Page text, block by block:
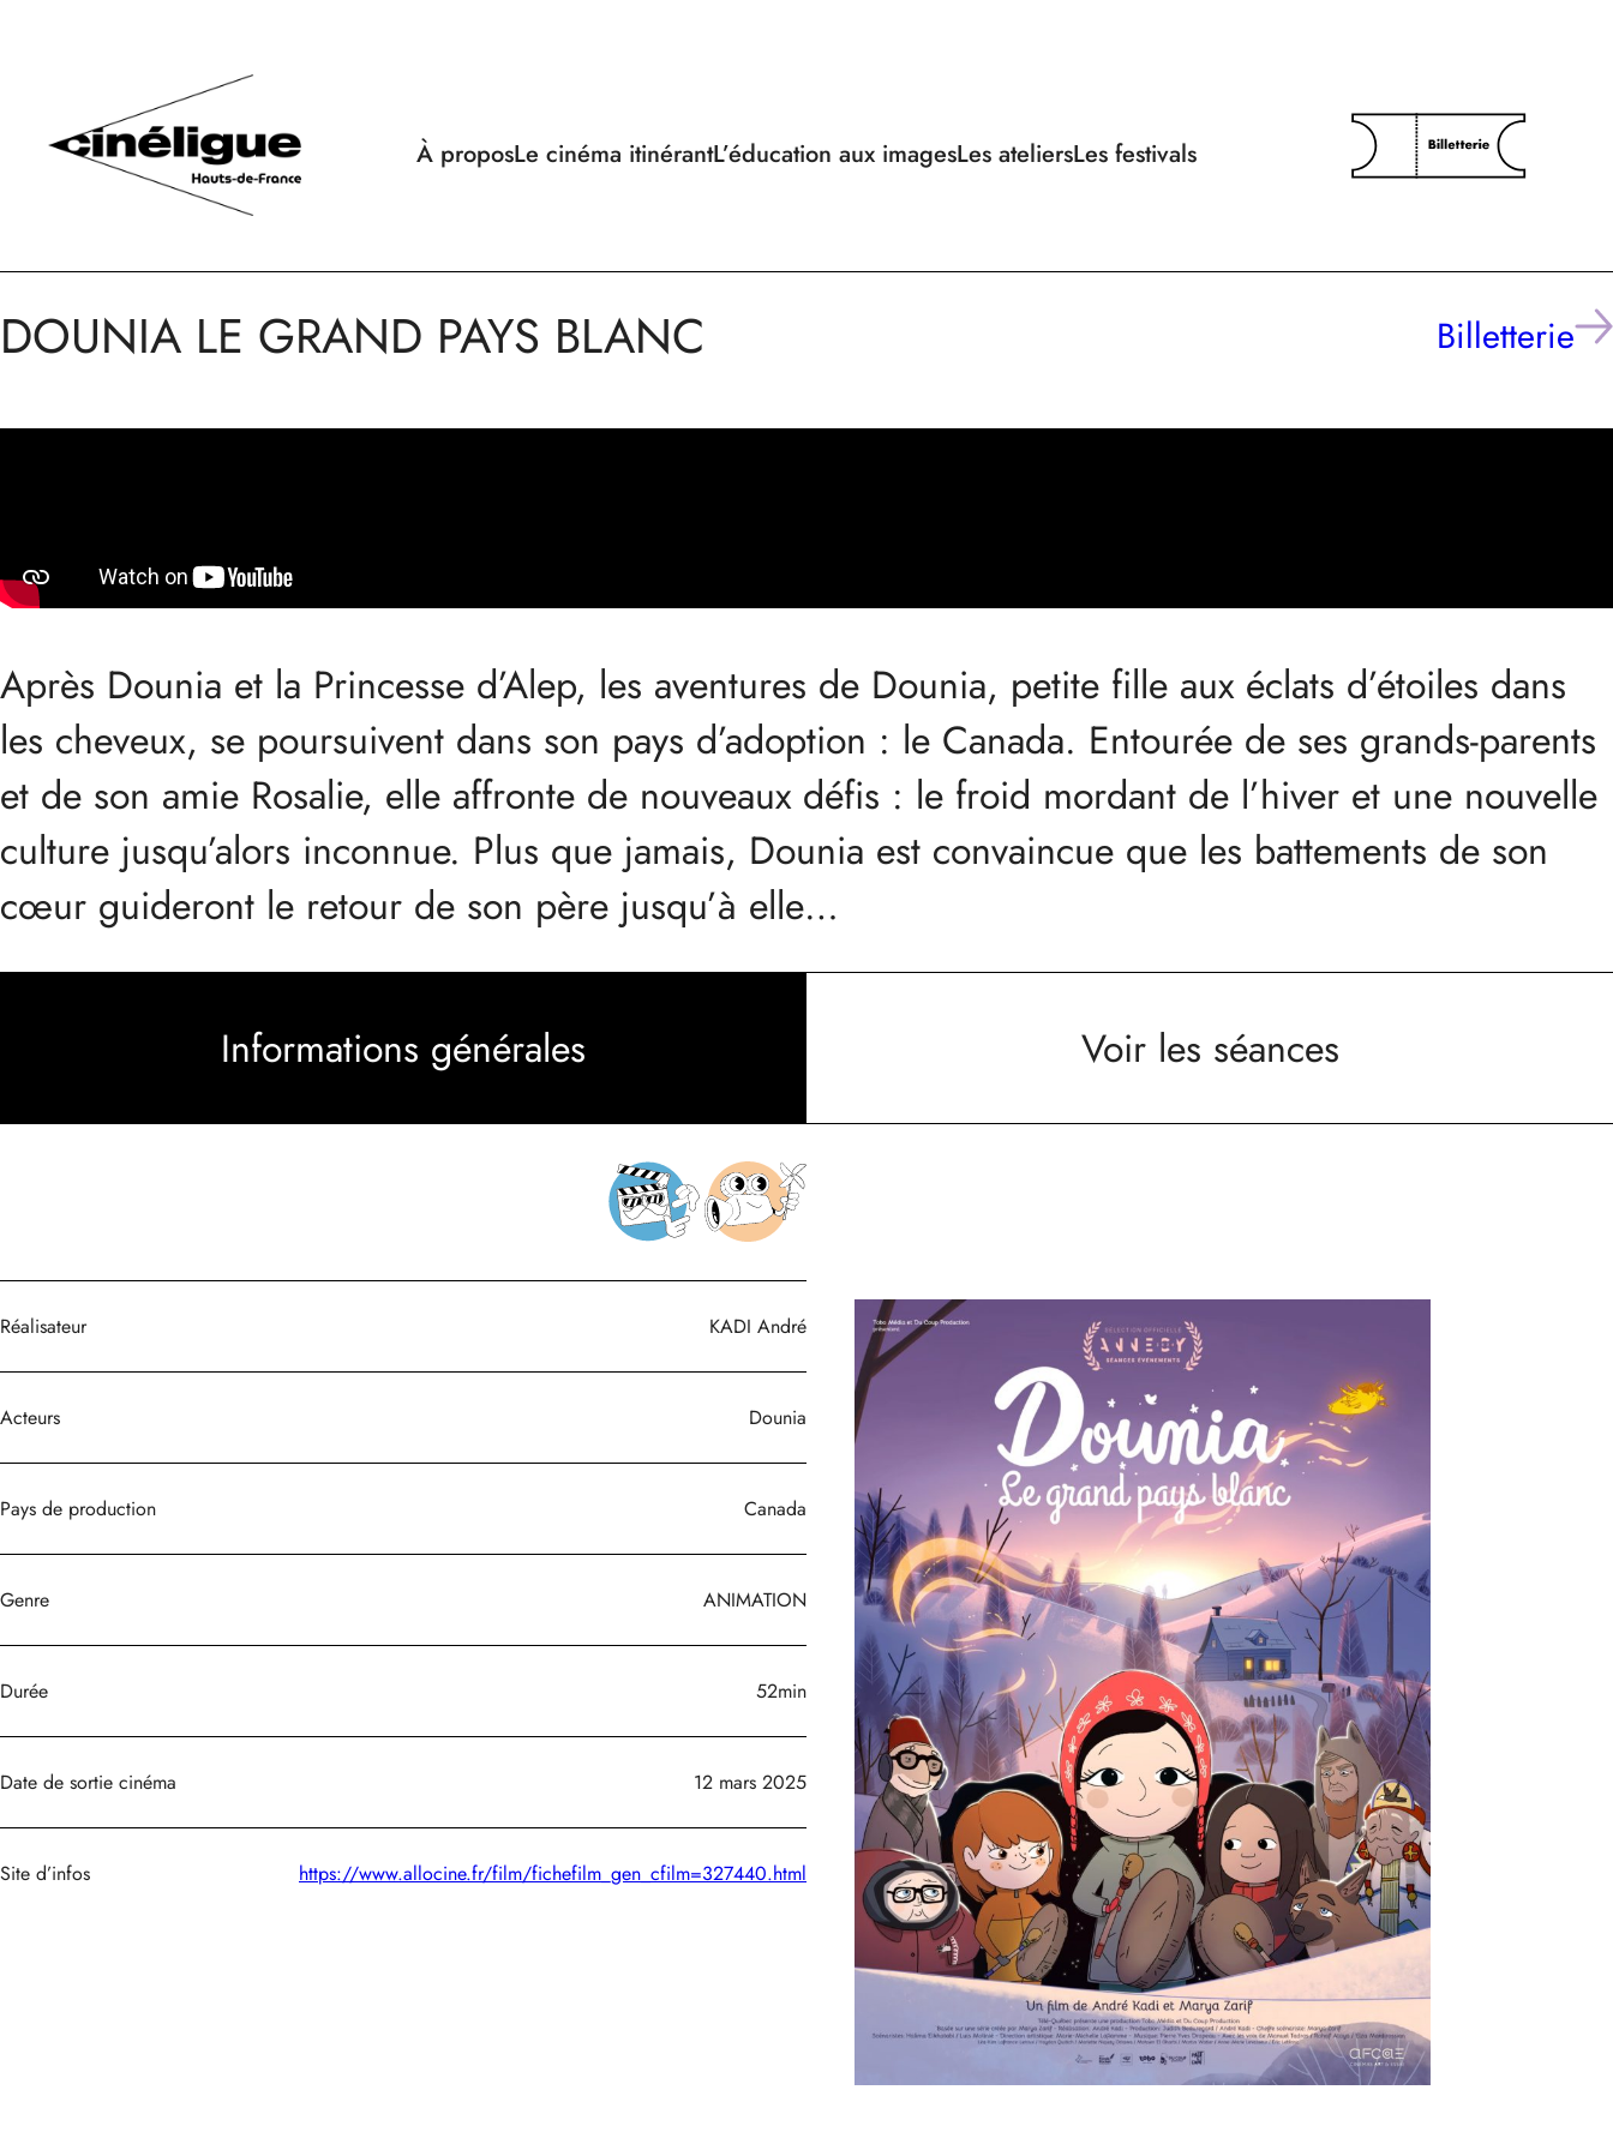
À proposLe cinéma itinérantL’éducation aux imagesLes ateliersLes festivals
DOUNIA LE GRAND PAYS BLANC Billetterie
Après Dounia et la Princesse d’Alep, les aventures de Dounia, petite fille aux éclats d’étoiles dans
les cheveux, se poursuivent dans son pays d’adoption : le Canada. Entourée de ses grands-parents
et de son amie Rosalie, elle affronte de nouveaux défis : le froid mordant de l’hiver et une nouvelle
culture jusqu’alors inconnue. Plus que jamais, Dounia est convaincue que les battements de son
cœur guideront le retour de son père jusqu’à elle…
Informations générales Voir les séances
Réalisateur KADI André
Acteurs Dounia
Pays de production Canada
Genre ANIMATION
Durée 52min
Date de sortie cinéma 12 mars 2025
Site d’infos https://www.allocine.fr/film/fichefilm_gen_cfilm=327440.html